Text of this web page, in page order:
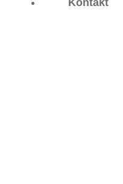
Kontakt